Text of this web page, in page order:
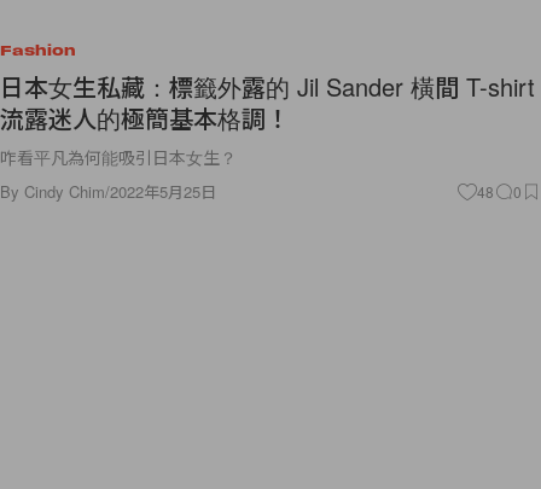
Fashion
日本女生私藏：標籤外露的 Jil Sander 橫間 T-shirt
流露迷人的極簡基本格調！
咋看平凡為何能吸引日本女生？
By Cindy Chim/2022年5月25日 48 0